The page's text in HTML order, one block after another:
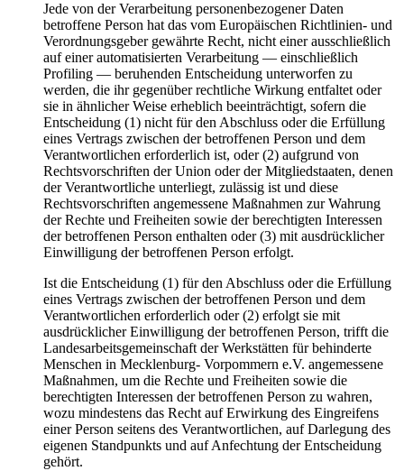
Jede von der Verarbeitung personenbezogener Daten
betroffene Person hat das vom Europäischen Richtlinien- und
Verordnungsgeber gewährte Recht, nicht einer ausschließlich
auf einer automatisierten Verarbeitung — einschließlich
Profiling — beruhenden Entscheidung unterworfen zu
werden, die ihr gegenüber rechtliche Wirkung entfaltet oder
sie in ähnlicher Weise erheblich beeinträchtigt, sofern die
Entscheidung (1) nicht für den Abschluss oder die Erfüllung
eines Vertrags zwischen der betroffenen Person und dem
Verantwortlichen erforderlich ist, oder (2) aufgrund von
Rechtsvorschriften der Union oder der Mitgliedstaaten, denen
der Verantwortliche unterliegt, zulässig ist und diese
Rechtsvorschriften angemessene Maßnahmen zur Wahrung
der Rechte und Freiheiten sowie der berechtigten Interessen
der betroffenen Person enthalten oder (3) mit ausdrücklicher
Einwilligung der betroffenen Person erfolgt.
Ist die Entscheidung (1) für den Abschluss oder die Erfüllung
eines Vertrags zwischen der betroffenen Person und dem
Verantwortlichen erforderlich oder (2) erfolgt sie mit
ausdrücklicher Einwilligung der betroffenen Person, trifft die
Landesarbeitsgemeinschaft der Werkstätten für behinderte
Menschen in Mecklenburg- Vorpommern e.V. angemessene
Maßnahmen, um die Rechte und Freiheiten sowie die
berechtigten Interessen der betroffenen Person zu wahren,
wozu mindestens das Recht auf Erwirkung des Eingreifens
einer Person seitens des Verantwortlichen, auf Darlegung des
eigenen Standpunkts und auf Anfechtung der Entscheidung
gehört.